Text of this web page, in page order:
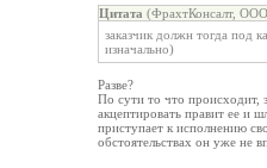
Цитата (ФрахтКонсалт,
заказчик должн тогда под
изначально)
Разве?
По сути то что происходит,
акцептировать правит ее и
приступает к исполнению
обстоятельствах он уже не